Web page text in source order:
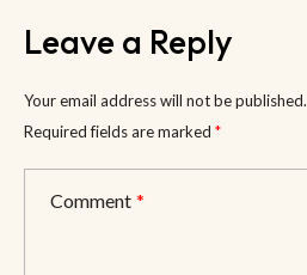
Leave a Reply
Your email address will not be published.
Required fields are marked *
Comment *